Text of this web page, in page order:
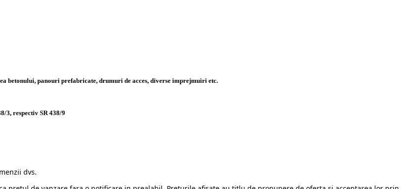
betonului, panouri prefabricate, drumuri de acces, diverse imprejmuiri etc.
3, respectiv SR 438/9
dvs.